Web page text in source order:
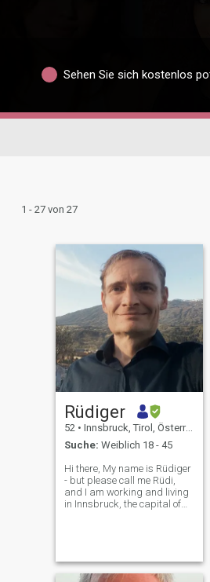
Sehen Sie sich kostenlos
1 - 27 von 27
Rüdiger
52 • Innsbruck, Tirol, Österreich
Suche: Weiblich 18 - 45
Hi there, My name is Rüdiger
- but please call me Rüdi,
and I am working and living
in Innsbruck, the capital of
and I now feel ready to start
a